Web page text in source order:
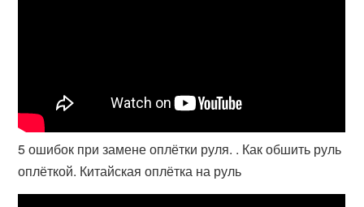
5 ошибок при замене оплётки руля. . Как обшить руль
оплёткой. Китайская оплётка на руль